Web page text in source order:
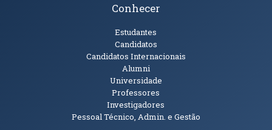
Conhecer
Estudantes
Candidatos
Candidatos Internacionais
Alumni
Universidade
Professores
Investigadores
Pessoal Técnico, Admin. e Gestão